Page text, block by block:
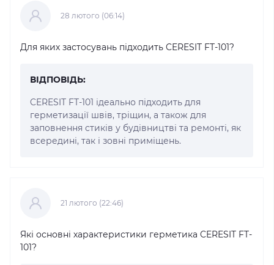
28 лютого (06:14)
Для яких застосувань підходить CERESIT FT-101?
ВІДПОВІДЬ:
CERESIT FT-101 ідеально підходить для
герметизації швів, тріщин, а також для
заповнення стиків у будівництві та ремонті, як
всередині, так і зовні приміщень.
21 лютого (22:46)
Які основні характеристики герметика CERESIT FT-
101?